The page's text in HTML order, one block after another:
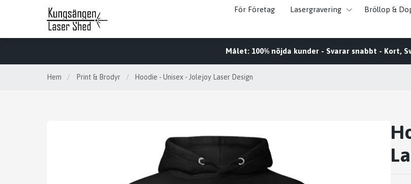
För Företag Lasergravering Bröllop &
Målet: 100% nöjda kunder - Svarar snabbt - Kort,
Hem / Print & Brodyr / Hoodie - Unisex - Jolejoy Laser Design